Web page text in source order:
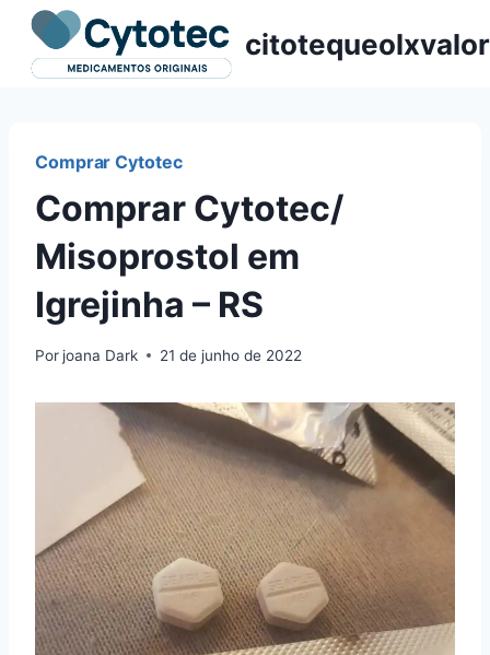
Pular
para
citotequeolxvalor
Comprar Cytotec
Comprar Cytotec/
Misoprostol em
Igrejinha – RS
Por joana Dark 21 de junho de 2022